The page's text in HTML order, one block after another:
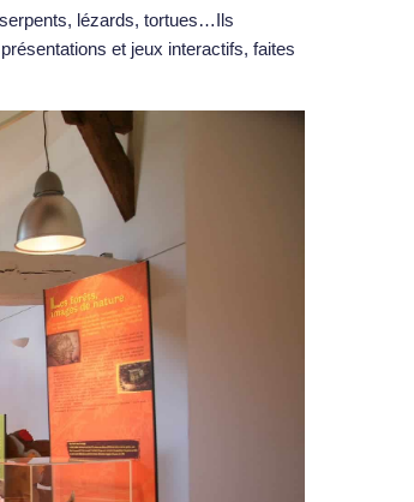
lézards, tortues…Ils
et jeux interactifs, faites